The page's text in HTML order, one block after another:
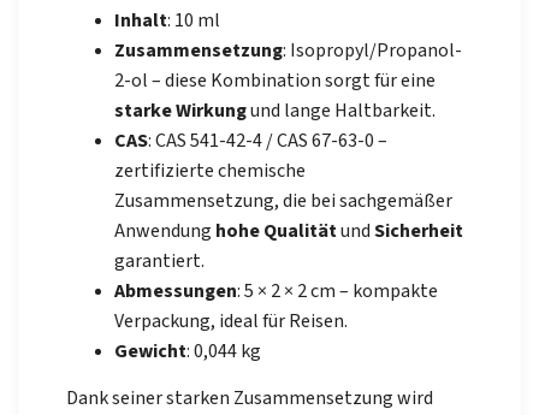
Inhalt: 10 ml
Zusammensetzung: Isopropyl/Propanol-
2-ol – diese Kombination sorgt für eine
starke Wirkungund lange Haltbarkeit.
CAS: CAS 541-42-4 / CAS 67-63-0 –
zertifizierte chemische
Zusammensetzung, die bei sachgemäßer
Anwendung hohe QualitätundSicherheit
garantiert.
Abmessungen: 5 × 2 × 2 cm – kompakte
Verpackung, ideal für Reisen.
Gewicht: 0,044 kg
Dank seiner starken Zusammensetzung wird